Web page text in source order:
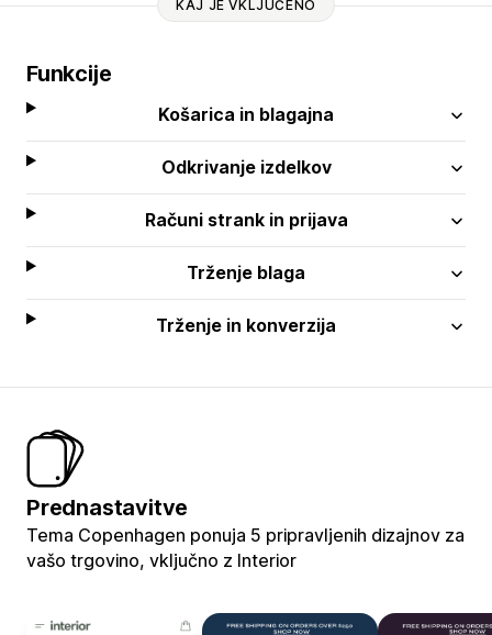
KAJ JE VKLJUČENO
Funkcije
Košarica in blagajna
Odkrivanje izdelkov
Računi strank in prijava
Trženje blaga
Trženje in konverzija
Prednastavitve
Tema Copenhagen ponuja 5 pripravljenih dizajnov za
vašo trgovino, vključno z Interior